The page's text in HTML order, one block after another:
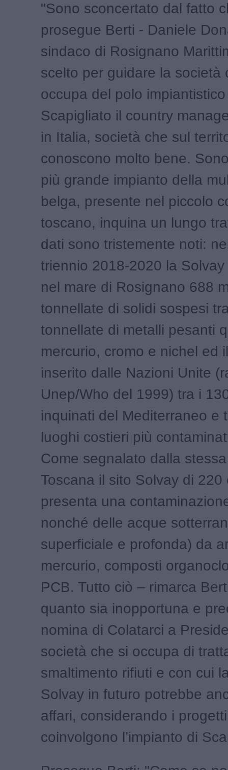
"Sono sconcertato dal fatto
prosegue Berti - Daniele
sindaco di Rosignano
scelto per guidare la società
occupa del polo
Scapigliato il country
in Italia, società che sul
conoscono molto bene.
più grande impianto della
belga, presente nel piccolo
toscano, inquina un lungo
dati sono tristemente noti:
triennio 2018-2020 la
nel mare di Rosignano 688
tonnellate di solidi sospesi
tonnellate di metalli pesanti
mercurio, cromo e nichel ed
inserito dalle Nazioni Unite
Unep/Who del 1999) tra i
inquinati del Mediterraneo e
luoghi costieri più
Come segnalato dalla stessa
Toscana il sito Solvay di 220
presenta una
nonché delle acque
superficiale e profonda) da
mercurio, composti
PCB. Tutto ciò – rimarca
quanto sia inopportuna e
nomina di Colatarci a
società che si occupa di
smaltimento rifiuti e con cui
Solvay in futuro potrebbe
affari, considerando i
coinvolgono l’impianto di